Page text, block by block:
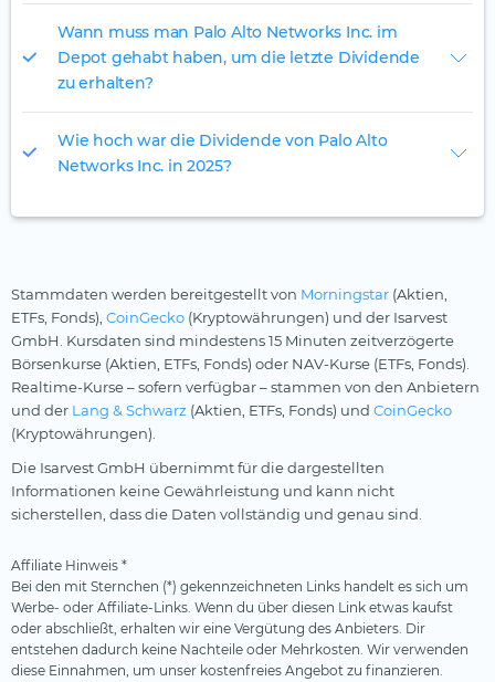
Wann muss man Palo Alto Networks Inc. im
Depot gehabt haben, um die letzte Dividende
zu erhalten?
Wie hoch war die Dividende von Palo Alto
Networks Inc. in 2025?
Stammdaten werden bereitgestellt von Morningstar (Aktien,
ETFs, Fonds), CoinGecko (Kryptowährungen) und der Isarvest
GmbH. Kursdaten sind mindestens 15 Minuten zeitverzögerte
Börsenkurse (Aktien, ETFs, Fonds) oder NAV-Kurse (ETFs, Fonds).
Realtime-Kurse – sofern verfügbar – stammen von den Anbietern
und der Lang & Schwarz (Aktien, ETFs, Fonds) und CoinGecko
(Kryptowährungen).
Die Isarvest GmbH übernimmt für die dargestellten
Informationen keine Gewährleistung und kann nicht
sicherstellen, dass die Daten vollständig und genau sind.
Affiliate Hinweis *
Bei den mit Sternchen (*) gekennzeichneten Links handelt es sich um
Werbe- oder Affiliate-Links. Wenn du über diesen Link etwas kaufst
oder abschließt, erhalten wir eine Vergütung des Anbieters. Dir
entstehen dadurch keine Nachteile oder Mehrkosten. Wir verwenden
diese Einnahmen, um unser kostenfreies Angebot zu finanzieren.